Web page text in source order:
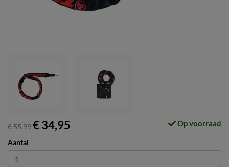
€ 55,99€ 34,95 Op voorraad
Aantal